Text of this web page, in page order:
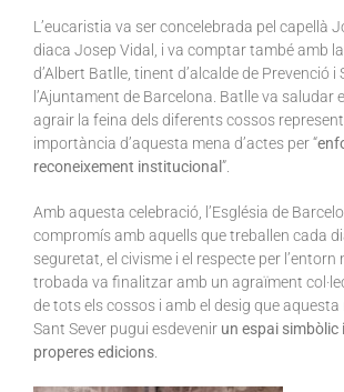
L’eucaristia va ser concelebrada pel capellà
diaca Josep Vidal, i va comptar també amb
d’Albert Batlle, tinent d’alcalde de Prevenció i
l’Ajuntament de Barcelona. Batlle va saludar
agrair la feina dels diferents cossos
importància d’aquesta mena d’actes per “
reconeixement institucional ”.
Amb aquesta celebració, l’Església de
compromís amb aquells que treballen cada
seguretat, el civisme i el respecte per l’entorn
trobada va finalitzar amb un agraïment
de tots els cossos i amb el desig que
Sant Sever pugui esdevenir un espai simbòlic
properes edicions.